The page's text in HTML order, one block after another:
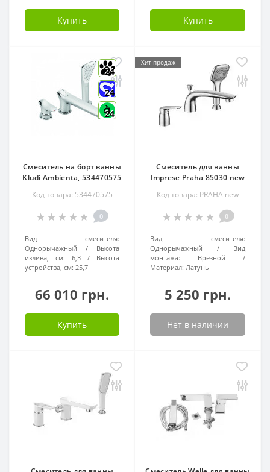
Купить Купить
24
24
24
Смеситель на борт ванны
Kludi Ambienta, 534470575
Код товара: 534470575
0
Вид смесителя:
Однорычажный
Высота
излива, см:
6,3
Высота
устройства, см: 25,7
66 010 грн.
Купить
Хит продаж
Смеситель для ванны
Imprese Praha 85030 new
Код товара: PRAHA new
0
Вид смесителя:
Однорычажный
Вид
монтажа:
Врезной
Материал: Латунь
5 250 грн.
Нет в наличии